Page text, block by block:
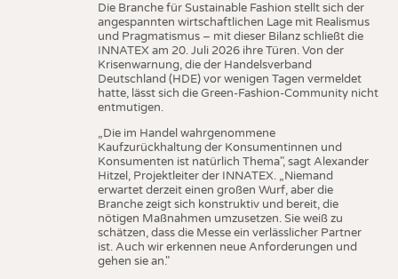
Die Branche für Sustainable Fashion stellt sich der
angespannten wirtschaftlichen Lage mit Realismus
und Pragmatismus – mit dieser Bilanz schließt die
INNATEX am 20. Juli 2026 ihre Türen. Von der
Krisenwarnung, die der Handelsverband
Deutschland (HDE) vor wenigen Tagen vermeldet
hatte, lässt sich die Green-Fashion-Community nicht
entmutigen.
„Die im Handel wahrgenommene
Kaufzurückhaltung der Konsumentinnen und
Konsumenten ist natürlich Thema", sagt Alexander
Hitzel, Projektleiter der INNATEX. „Niemand
erwartet derzeit einen großen Wurf, aber die
Branche zeigt sich konstruktiv und bereit, die
nötigen Maßnahmen umzusetzen. Sie weiß zu
schätzen, dass die Messe ein verlässlicher Partner
ist. Auch wir erkennen neue Anforderungen und
gehen sie an."